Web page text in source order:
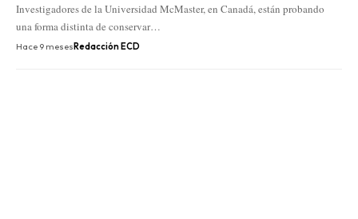
Investigadores de la Universidad McMaster, en Canadá, están probando
una forma distinta de conservar…
Hace 9 mesesRedacción ECD